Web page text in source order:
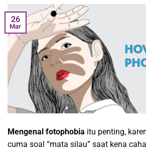
26
Mar
Mengenal fotophobia itu penting,
cuma soal “mata silau” saat kena